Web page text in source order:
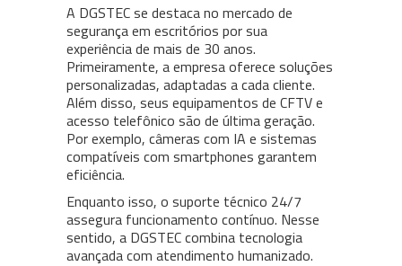
A DGSTEC se destaca no mercado de
segurança em escritórios por sua
experiência de mais de 30 anos.
Primeiramente, a empresa oferece soluções
personalizadas, adaptadas a cada cliente.
Além disso, seus equipamentos de CFTV e
acesso telefônico são de última geração.
Por exemplo, câmeras com IA e sistemas
compatíveis com smartphones garantem
eficiência.
Enquanto isso, o suporte técnico 24/7
assegura funcionamento contínuo. Nesse
sentido, a DGSTEC combina tecnologia
avançada com atendimento humanizado.